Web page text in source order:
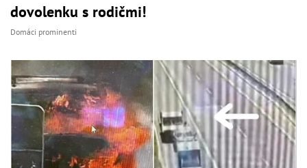
dovolenku s rodičmi!
Domáci prominenti